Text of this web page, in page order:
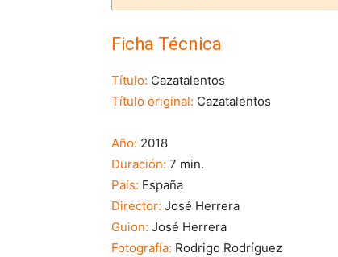
Ficha Técnica
Título: Cazatalentos
Título original: Cazatalentos
Año: 2018
Duración: 7 min.
País: España
Director: José Herrera
Guion: José Herrera
Fotografía: Rodrigo Rodríguez